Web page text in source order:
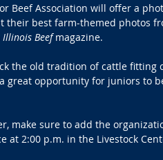
Beef Association will offer a
their best farm-themed photos
Illinois Beef magazine.
the old tradition of cattle fitting
a great opportunity for juniors to
make sure to add the
at 2:00 p.m. in the Livestock